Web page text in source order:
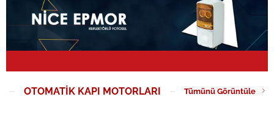
OTOMATIK KAPI MOTORLARI Tümünü Görüntüle